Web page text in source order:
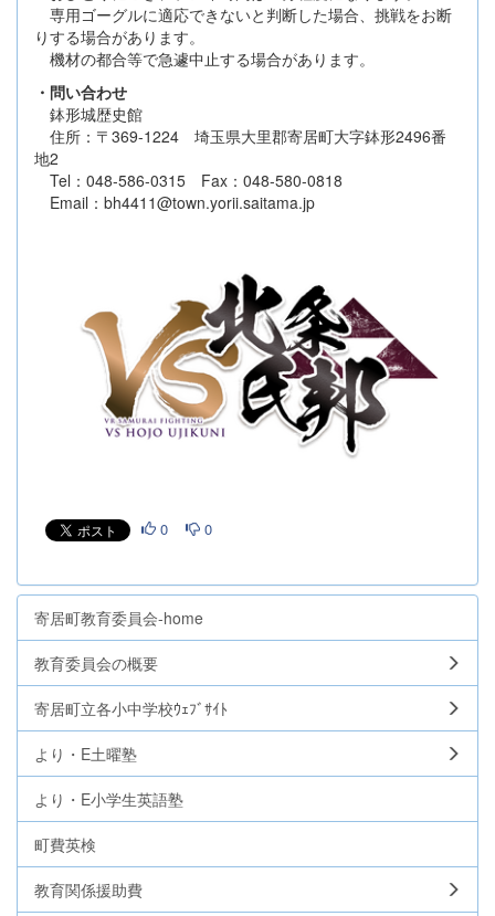
専用ゴーグルに適応できないと判断した場合、挑戦をお断
りする場合があります。
機材の都合等で急遽中止する場合があります。​​
・問い合わせ
鉢形城歴史館
住所：〒369-1224 埼玉県大里郡寄居町大字鉢形2496番
地2
Tel：048-586-0315 Fax：048-580-0818
Email：bh4411@town.yorii.saitama.jp
0 0
寄居町教育委員会-home
教育委員会の概要
寄居町立各小中学校ｳｪﾌﾞｻｲﾄ
より・E土曜塾
より・E小学生英語塾
町費英検
教育関係援助費